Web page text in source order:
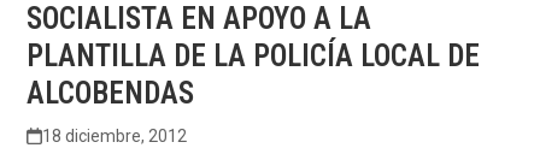
SOCIALISTA EN APOYO A LA
PLANTILLA DE LA POLICÍA LOCAL DE
ALCOBENDAS
18 diciembre, 2012